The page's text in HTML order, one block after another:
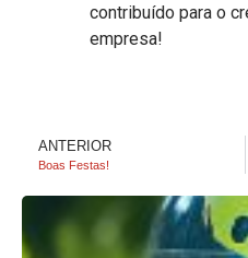
contribuído para o
empresa!
ANTERIOR
Boas Festas!